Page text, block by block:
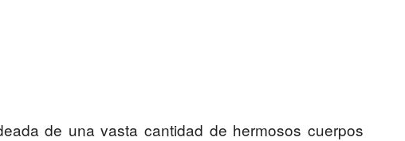
de una vasta cantidad de hermosos cuerpos